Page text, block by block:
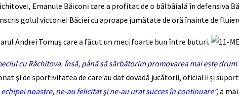
Emanule Băiconi care a profitat de o bâlbâială în defensiva
golul victoriei Băciei cu aproape jumătate de oră înainte de
Andrei Tomuş care a făcut un meci foarte bun între buturi.
cu Răchitova. Însă, până să sărbătorim promovarea mai este
şi de sportivitatea de care au dat dovadă jucătorii, oficialii şi
noastre, ne-au felicitat şi ne-au urat succes în continuare”,a mai